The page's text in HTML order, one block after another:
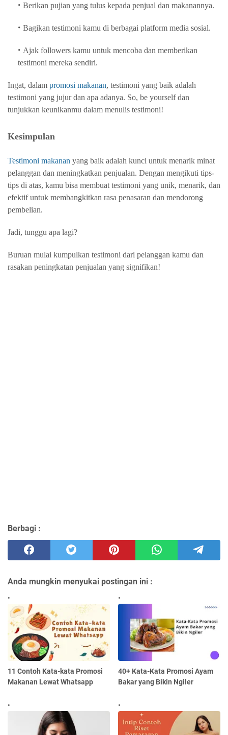
Berikan pujian yang tulus kepada penjual dan makanannya.
Bagikan testimoni kamu di berbagai platform media sosial.
Ajak followers kamu untuk mencoba dan memberikan
testimoni mereka sendiri.
Ingat, dalam promosi makanan, testimoni yang baik adalah
testimoni yang jujur dan apa adanya. So, be yourself dan
tunjukkan keunikanmu dalam menulis testimoni!
Kesimpulan
Testimoni makanan yang baik adalah kunci untuk menarik minat
pelanggan dan meningkatkan penjualan. Dengan mengikuti tips-
tips di atas, kamu bisa membuat testimoni yang unik, menarik, dan
efektif untuk membangkitkan rasa penasaran dan mendorong
pembelian.
Jadi, tunggu apa lagi?
Buruan mulai kumpulkan testimoni dari pelanggan kamu dan
rasakan peningkatan penjualan yang signifikan!
Berbagi :
Anda mungkin menyukai postingan ini :
11 Contoh Kata-kata Promosi
Makanan Lewat Whatsapp
40+ Kata-Kata Promosi Ayam
Bakar yang Bikin Ngiler